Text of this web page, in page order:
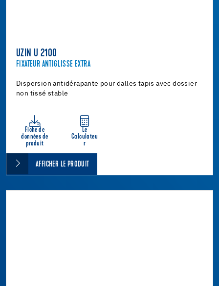
UZIN U 2100
FIXATEUR ANTIGLISSE EXTRA
Dispersion antidérapante pour dalles tapis avec dossier
non tissé stable
Fiche de
données de
produit
Le
Calculateu
r
AFFICHER LE PRODUIT